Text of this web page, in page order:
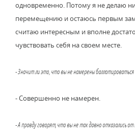
одновременно. Потому я не делаю
перемещению и остаюсь первым
считаю интересным и вполне
чувствовать себя на своем месте.
- Значит ли это, что вы не намерены
- Совершенно не намерен.
- А правду говорят, что вы не так давно отказались